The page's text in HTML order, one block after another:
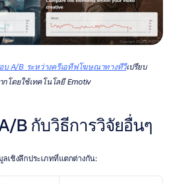
บ A/B ระหว่างครีเอทีฟโฆษณาทางทีวีเปรียบ
โดยใช้เทคโนโลยี Emotiv
B กับวิธีการวิจัยอื่นๆ
เชิงลึกประเภทที่แตกต่างกัน: